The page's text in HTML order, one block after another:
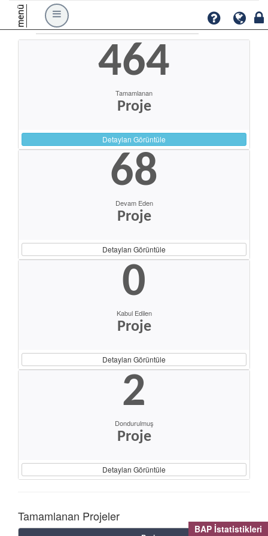
BAP İstatistikleri
menü
464
Tamamlanan
Proje
Detayları Görüntüle
68
Devam Eden
Proje
Detayları Görüntüle
0
Kabul Edilen
Proje
Detayları Görüntüle
2
Dondurulmuş
Proje
Detayları Görüntüle
Tamamlanan Projeler